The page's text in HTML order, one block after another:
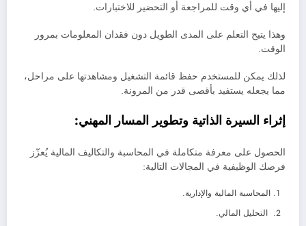
إليها في أي وقت للمراجعة أو التحضير للاختبارات.
وهذا يتيح التعلم على المدى الطويل دون فقدان المعلومات بمرور
الوقت.
لذلك يمكن للمستخدم حفظ قائمة التشغيل ومشاهدتها على مراحل،
مما يجعله يستفيد بأقصى قدر من المرونة.
إثراء السيرة الذاتية وتطوير المسار المهني:
الحصول على معرفة متكاملة في المحاسبة والتكاليف المالية يُعزّز
فرصك الوظيفية في المجالات التالية:
المحاسبة المالية والإدارية.
التحليل المالي.